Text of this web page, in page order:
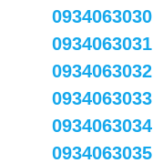
0934063030
0934063031
0934063032
0934063033
0934063034
0934063035